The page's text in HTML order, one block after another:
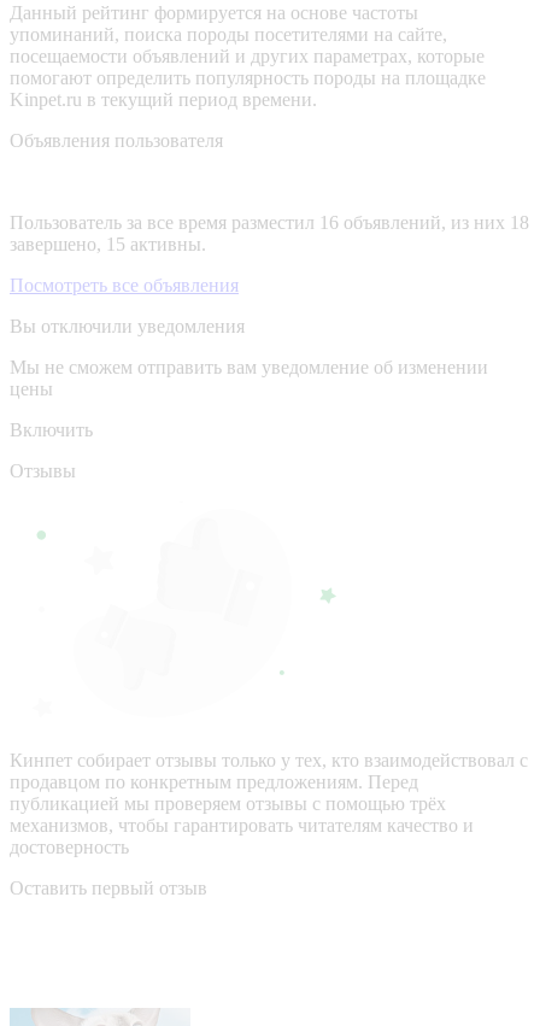
Данный рейтинг формируется на основе частоты
упоминаний, поиска породы посетителями на сайте,
посещаемости объявлений и других параметрах, которые
помогают определить популярность породы на площадке
Kinpet.ru в текущий период времени.
Объявления пользователя
Пользователь за все время разместил 16 объявлений, из них 18
завершено, 15 активны.
Посмотреть все объявления
Вы отключили уведомления
Мы не сможем отправить вам уведомление об изменении
цены
Включить
Отзывы
Кинпет собирает отзывы только у тех, кто взаимодействовал с
продавцом по конкретным предложениям. Перед
публикацией мы проверяем отзывы с помощью трёх
механизмов, чтобы гарантировать читателям качество и
достоверность
Оставить первый отзыв